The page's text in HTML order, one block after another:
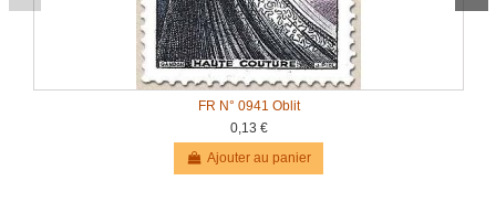
FR N° 0941 Oblit
0,13 €
Ajouter au panier